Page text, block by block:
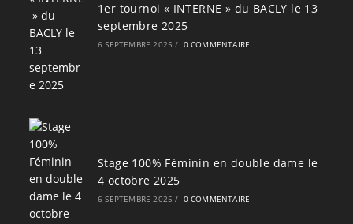
1er tournoi « INTERNE » du BACLY le 13
septembre 2025
6 SEPTEMBRE 2025 / 0 COMMENTAIRE
Stage 100% Féminin en double dame le
4 octobre 2025
6 SEPTEMBRE 2025 / 0 COMMENTAIRE